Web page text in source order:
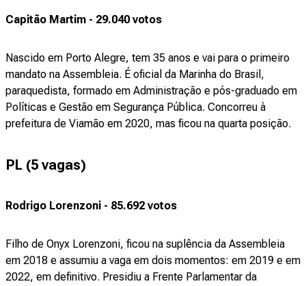
Capitão Martim - 29.040 votos
Nascido em Porto Alegre, tem 35 anos e vai para o primeiro
mandato na Assembleia. É oficial da Marinha do Brasil,
paraquedista, formado em Administração e pós-graduado em
Políticas e Gestão em Segurança Pública. Concorreu à
prefeitura de Viamão em 2020, mas ficou na quarta posição.
PL (5 vagas)
Rodrigo Lorenzoni - 85.692 votos
Filho de Onyx Lorenzoni, ficou na suplência da Assembleia
em 2018 e assumiu a vaga em dois momentos: em 2019 e em
2022, em definitivo. Presidiu a Frente Parlamentar da